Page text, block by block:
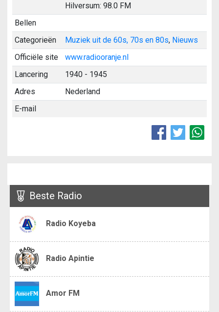
Hilversum: 98.0 FM
Bellen
Categorieën
Muziek uit de 60s, 70s en 80s, Nieuws
Officiële site
www.radiooranje.nl
Lancering
1940 - 1945
Adres
Nederland
E-mail
Beste Radio
Radio Koyeba
Radio Apintie
Amor FM